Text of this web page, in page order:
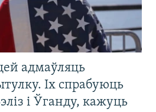
адмаўляць
Іх спрабуюць
і Ўганду, кажуць